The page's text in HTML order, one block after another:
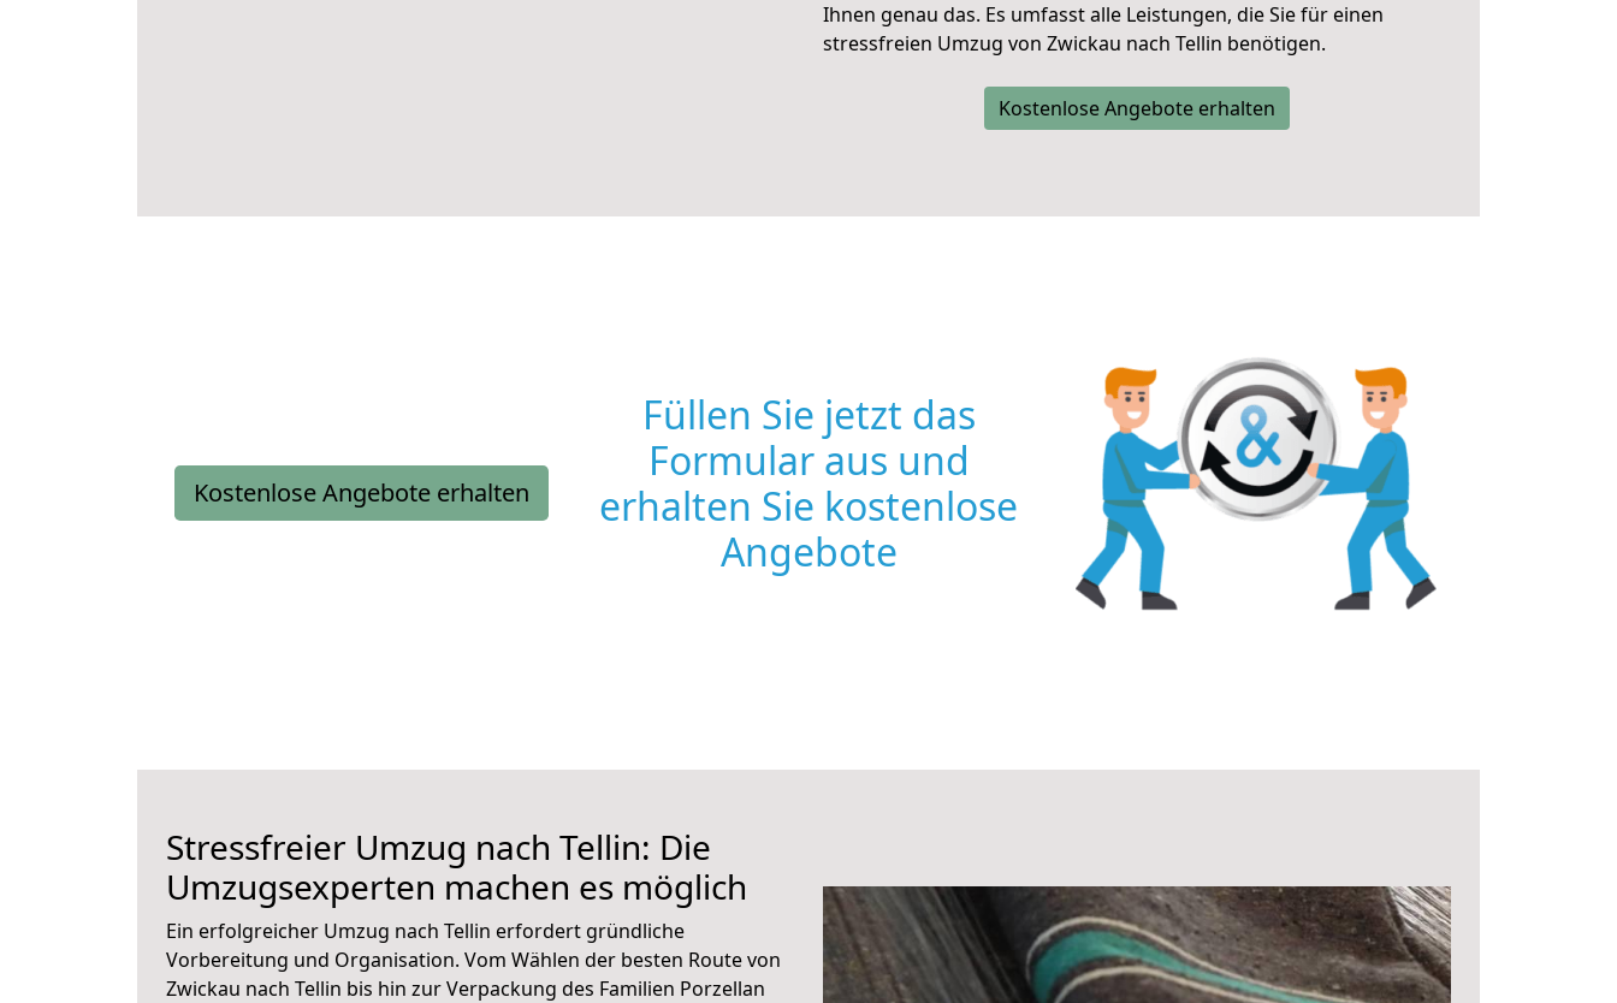
Ihnen genau das. Es umfasst alle Leistungen, die Sie für einen
stressfreien Umzug von Zwickau nach Tellin benötigen.
Kostenlose Angebote erhalten
Kostenlose Angebote erhalten
Füllen Sie jetzt das
Formular aus und
erhalten Sie kostenlose
Angebote
Stressfreier Umzug nach Tellin: Die
Umzugsexperten machen es möglich
Ein erfolgreicher Umzug nach Tellin erfordert gründliche
Vorbereitung und Organisation. Vom Wählen der besten Route von
Zwickau nach Tellin bis hin zur Verpackung des Familien Porzellan